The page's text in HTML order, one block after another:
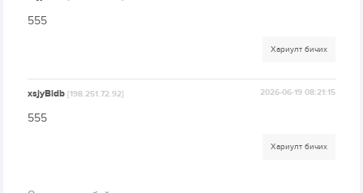
555
Хариулт бичих
xsjyBldb[198.251.72.92] 2026-06-19 08:21:15
555
Хариулт бичих